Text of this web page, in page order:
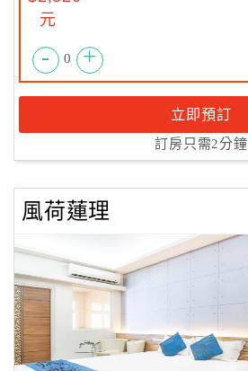
元
- 0 +
立即預訂
訂房只需2分鐘
風荷蓮理